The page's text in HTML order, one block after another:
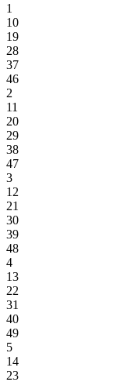
1
10
19
28
37
46
2
11
20
29
38
47
3
12
21
30
39
48
4
13
22
31
40
49
5
14
23